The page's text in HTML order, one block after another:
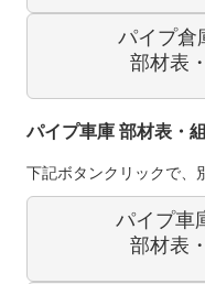
パイプ倉
部材表
パイプ車庫 部材表・
下記ボタンクリックで、
パイプ車
部材表